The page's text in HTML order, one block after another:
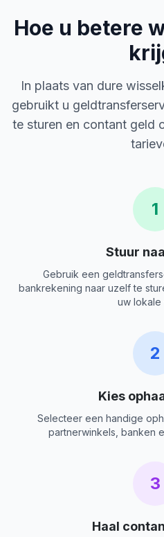
Hoe u betere
In plaats van dure
gebruikt u
te sturen en contant geld
1
Stuur
Gebruik een
bankrekening naar uzelf te
uw lokale
2
Kies
Selecteer een handige
partnerwinkels, banken
3
Haal